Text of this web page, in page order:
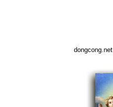
dongcong.net